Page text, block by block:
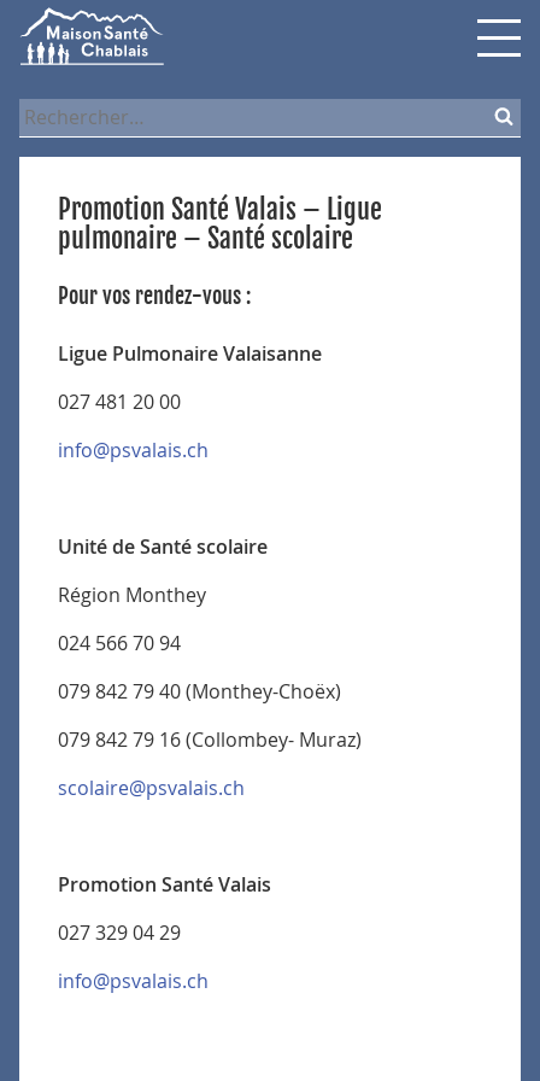
navigation
content
search
Rechercher :
Promotion Santé Valais – Ligue
pulmonaire – Santé scolaire
Pour vos rendez-vous :
Ligue Pulmonaire Valaisanne
027 481 20 00
info@psvalais.ch
Unité de Santé scolaire
Région Monthey
024 566 70 94
079 842 79 40 (Monthey-Choëx)
079 842 79 16 (Collombey- Muraz)
scolaire@psvalais.ch
Promotion Santé Valais
027 329 04 29
info@psvalais.ch